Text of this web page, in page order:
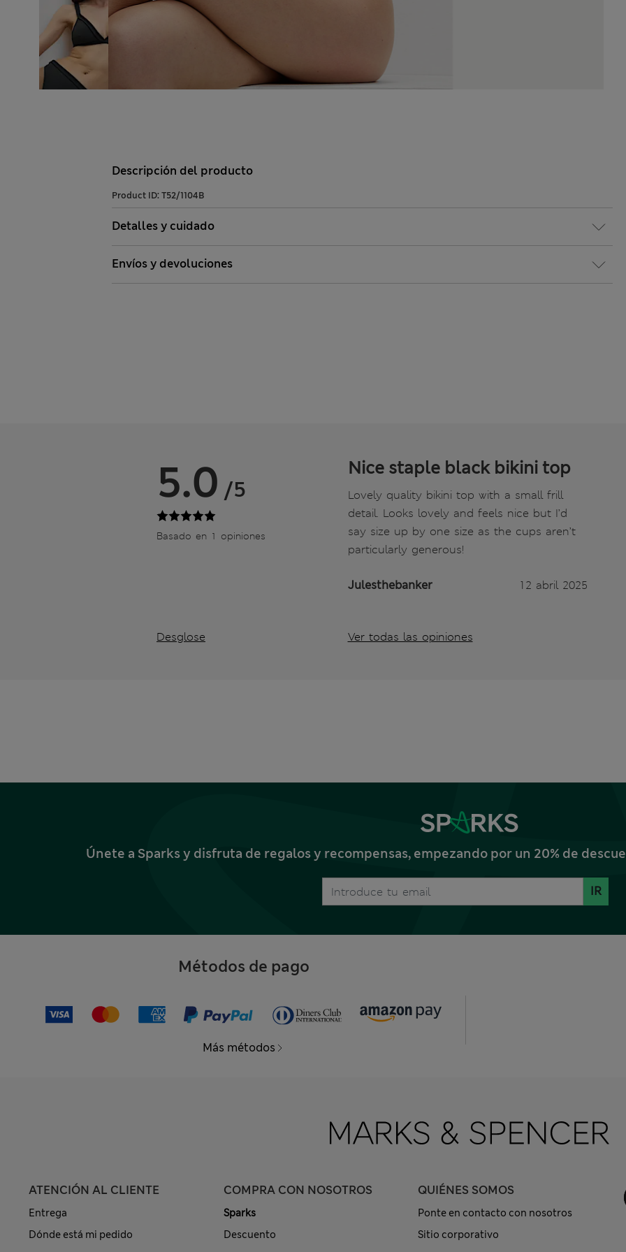
Descripción del producto
Product ID: T52/1104B
Detalles y cuidado
Envíos y devoluciones
5.0 /5
Basado en 1 opiniones
Desglose
Nice staple black bikini top
Lovely quality bikini top with a small frill
detail. Looks lovely and feels nice but I’d
say size up by one size as the cups aren’t
particularly generous!
Julesthebanker 12 abril 2025
Ver todas las opiniones
Únete a Sparks y disfruta de regalos y recompensas, empezando por un 20% de
IR
Métodos de pago
Más métodos
ATENCIÓN AL CLIENTE
Entrega
Dónde está mi pedido
COMPRA CON NOSOTROS
Sparks
Descuento
QUIÉNES SOMOS
Ponte en contacto con nosotros
Sitio corporativo